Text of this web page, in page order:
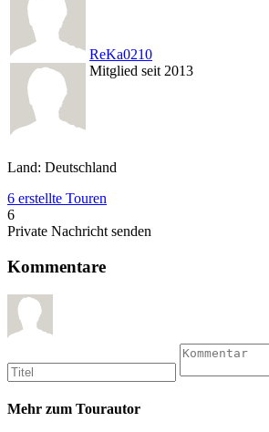
ReKa0210
Mitglied seit 2013
Land: Deutschland
6 erstellte Touren
6
Private Nachricht senden
Kommentare
Mehr zum Tourautor